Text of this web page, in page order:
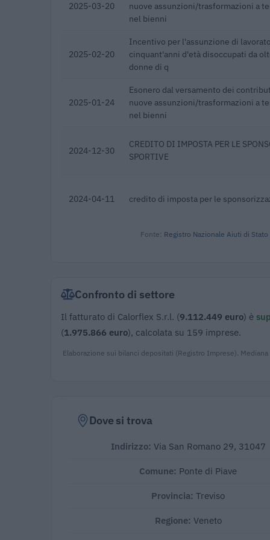
2025-03-20
nuove assunzioni/trasformazioni a
nel bienni
2025-02-20
Incentivo per l'assunzione di
cinquant'anni d'età disoccupati da
donne di q
2025-01-24
Esonero dal versamento dei
nuove assunzioni/trasformazioni a
nel bienni
2024-12-30
CREDITO DI IMPOSTA PER LE
SPORTIVE
2024-04-11 credito di imposta per le
Fonte: Registro Nazionale Aiuti di Stato
Confronto di settore
Il fatturato di Calorflex S.r.l. (9.112.449 euro) è
(1.975.866 euro), calcolata su 159 imprese.
Elaborazione sui bilanci depositati (Registro Imprese). Mediana
Dove si trova
Indirizzo: Via San Romano 29, 31047
Comune: Ponte di Piave
Provincia:Treviso
Regione: Veneto